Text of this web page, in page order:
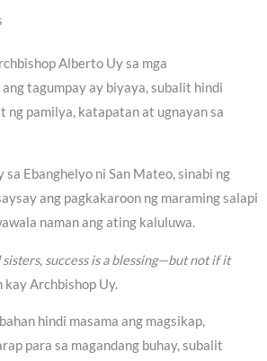
Alberto Uy sa mga
tagumpay ay biyaya, subalit hindi
ng pamilya, katapatan at ugnayan sa
sa Ebanghelyo ni San Mateo, sinabi ng
ang pagkakaroon ng maraming salapi
naman ang ating kaluluwa.
success is a blessing—but not if it
kay Archbishop Uy.
hindi masama ang magsikap,
para sa magandang buhay, subalit